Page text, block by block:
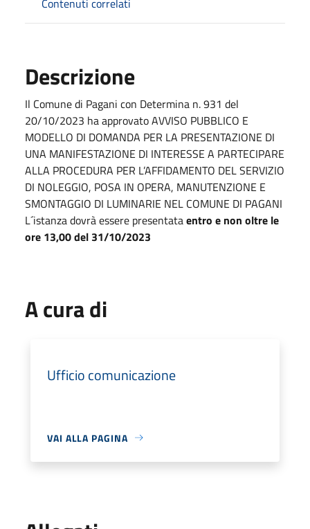
Descrizione
Il Comune di Pagani con Determina n. 931 del
20/10/2023 ha approvato AVVISO PUBBLICO E
MODELLO DI DOMANDA PER LA PRESENTAZIONE DI
UNA MANIFESTAZIONE DI INTERESSE A PARTECIPARE
ALLA PROCEDURA PER L’AFFIDAMENTO DEL SERVIZIO
DI NOLEGGIO, POSA IN OPERA, MANUTENZIONE E
SMONTAGGIO DI LUMINARIE NEL COMUNE DI PAGANI
L´istanza dovrà essere presentataentro e non oltre le
ore 13,00 del 31/10/2023
A cura di
Ufficio comunicazione
VAI ALLA PAGINA